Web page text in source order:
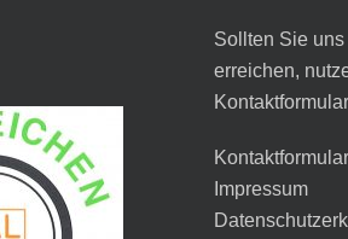
Sollten Sie
erreichen,
Kontaktformular
Impressum